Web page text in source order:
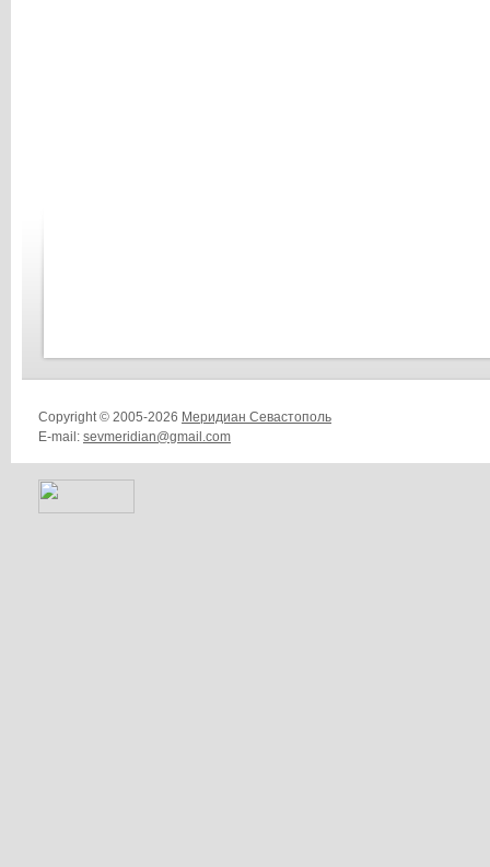
Copyright © 2005-2026 Меридиан Севастополь
E-mail: sevmeridian@gmail.com